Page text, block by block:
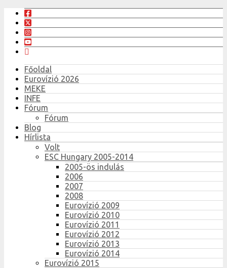
Főoldal
Eurovízió 2026
MEKE
INFE
Fórum
Fórum
Blog
Hírlista
Volt
ESC Hungary 2005-2014
2005-ös indulás
2006
2007
2008
Eurovízió 2009
Eurovízió 2010
Eurovízió 2011
Eurovízió 2012
Eurovízió 2013
Eurovízió 2014
Eurovízió 2015